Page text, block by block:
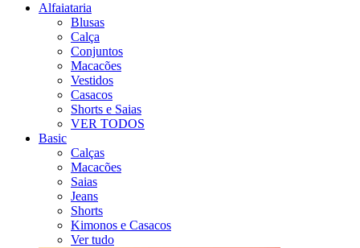
Alfaiataria
Blusas
Calça
Conjuntos
Macacões
Vestidos
Casacos
Shorts e Saias
VER TODOS
Basic
Calças
Macacões
Saias
Jeans
Shorts
Kimonos e Casacos
Ver tudo